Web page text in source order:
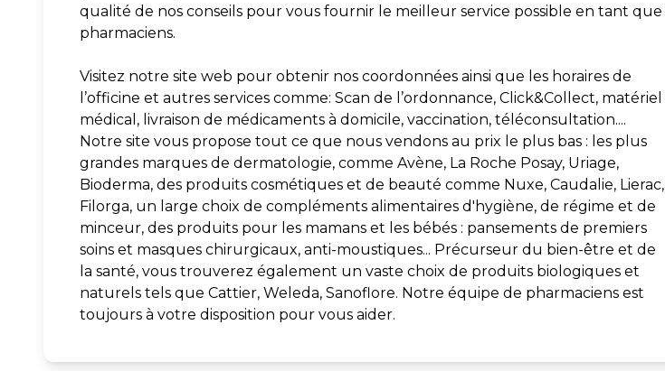
qualité de nos conseils pour vous fournir le meilleur service possible en tant que
pharmaciens.
Visitez notre site web pour obtenir nos coordonnées ainsi que les horaires de
l’officine et autres services comme: Scan de l’ordonnance, Click&Collect, matériel
médical, livraison de médicaments à domicile, vaccination, téléconsultation....
Notre site vous propose tout ce que nous vendons au prix le plus bas : les plus
grandes marques de dermatologie, comme Avène, La Roche Posay, Uriage,
Bioderma, des produits cosmétiques et de beauté comme Nuxe, Caudalie, Lierac,
Filorga, un large choix de compléments alimentaires d'hygiène, de régime et de
minceur, des produits pour les mamans et les bébés : pansements de premiers
soins et masques chirurgicaux, anti-moustiques... Précurseur du bien-être et de
la santé, vous trouverez également un vaste choix de produits biologiques et
naturels tels que Cattier, Weleda, Sanoflore. Notre équipe de pharmaciens est
toujours à votre disposition pour vous aider.